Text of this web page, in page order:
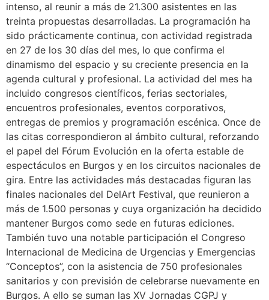
intenso, al reunir a más de 21.300 asistentes en las
treinta propuestas desarrolladas. La programación ha
sido prácticamente continua, con actividad registrada
en 27 de los 30 días del mes, lo que confirma el
dinamismo del espacio y su creciente presencia en la
agenda cultural y profesional. La actividad del mes ha
incluido congresos científicos, ferias sectoriales,
encuentros profesionales, eventos corporativos,
entregas de premios y programación escénica. Once de
las citas correspondieron al ámbito cultural, reforzando
el papel del Fórum Evolución en la oferta estable de
espectáculos en Burgos y en los circuitos nacionales de
gira. Entre las actividades más destacadas figuran las
finales nacionales del DelArt Festival, que reunieron a
más de 1.500 personas y cuya organización ha decidido
mantener Burgos como sede en futuras ediciones.
También tuvo una notable participación el Congreso
Internacional de Medicina de Urgencias y Emergencias
“Conceptos”, con la asistencia de 750 profesionales
sanitarios y con previsión de celebrarse nuevamente en
Burgos. A ello se suman las XV Jornadas CGPJ y